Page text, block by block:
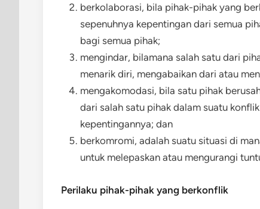
berkolaborasi, bila pihak-pihak yang
sepenuhnya kepentingan dari semua
bagi semua pihak;
mengindar, bilamana salah satu dari
menarik diri, mengabaikan dari atau
mengakomodasi, bila satu pihak
dari salah satu pihak dalam suatu
kepentingannya; dan
berkomromi, adalah suatu situasi di
untuk melepaskan atau mengurangi
Perilaku pihak-pihak yang berkonflik